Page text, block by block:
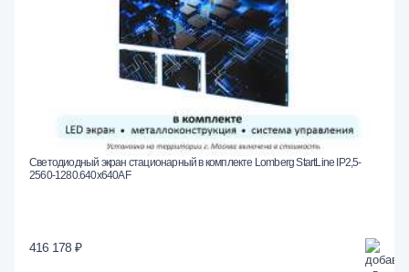
Светодиодный экран стационарный в комплекте Lomberg StartLine IP2,5-
2560-1280.640x640AF
416 178 ₽